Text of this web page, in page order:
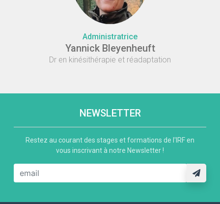
Administratrice
Yannick Bleyenheuft
Dr en kinésithérapie et réadaptation
NEWSLETTER
Restez au courant des stages et formations de l'IRF en
vous inscrivant à notre Newsletter !